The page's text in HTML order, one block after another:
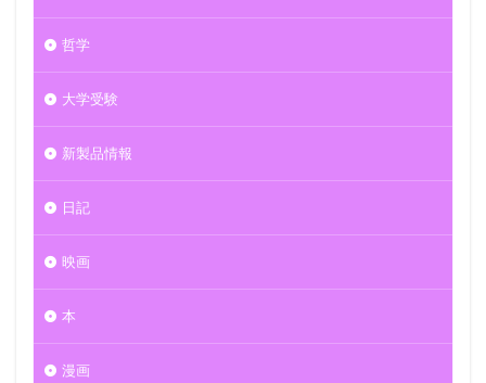
哲学
大学受験
新製品情報
日記
映画
本
漫画